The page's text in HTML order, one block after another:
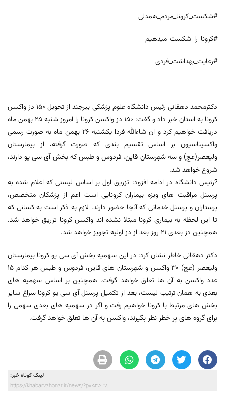
#شکست_کرونا_مردم_همدلی
#کرونا_را_شکست_میدهیم
#رعایت_بهداشت_فردی
دکترمحمد دهقانی رئیس دانشگاه علوم پزشکی بیرجند از تحویل ۱۵۰ دز واکسن
کرونا به استان خبر داد و گفت: ۱۵۰ دز واکسن کرونا را امروز شنبه ۲۵ بهمن ماه
دریافت خواهیم کرد و ان شاءالله فردا یکشنبه ۲۶ بهمن ماه به صورت رسمی
واکسیناسیون بر اساس تقسیم بندی که صورت گرفته، از بیمارستان
ولیعصر(عج) و سه شهرستان قاین، فردوس و طبس که بخش آی سی یو دارند،
شروع خواهد شد.
?رئیس دانشگاه در ادامه افزود: تزریق اول بر اساس لیستی که اعلام شده به
پرسنل مراقبت های ویژه بیماران کرونایی است اعم از پزشکان متخصص،
پرستاران و پرسنل خدماتی که آنجا حضور دارند. لازم به ذکر است به کسانی که
تا این لحظه به بیماری کرونا مبتلا نشده اند واکسن کرونا تزریق خواهد شد.
همچنین دز بعدی ۲۱ روز بعد از دز اولیه تجویز خواهد شد.
دکتر دهقانی خاطر نشان کرد: در این سهمیه بخش آی سی یو کرونا بیمارستان
ولیعصر (عج) ۳۰ واکسن و شهرستان های قاین، فردوس و طبس هر کدام ۱۵
عدد واکسن به آن ها تعلق خواهد گرفت. همچنین بر اساس سهمیه های
بعدی به همان ترتیب لیست، بعد از تکمیل پرسنل آی سی یو کرونا سراغ سایر
بخش های مرتبط با کرونا خواهیم رفت و اگر در سهمیه های بعدی سهمی را
برای گروه های پر خطر نظر بگیرند، واکسن به آن ها تعلق خواهد گرفت.
لینک کوتاه خبر:
https://khabarvahonar.ir/news/?p=53538